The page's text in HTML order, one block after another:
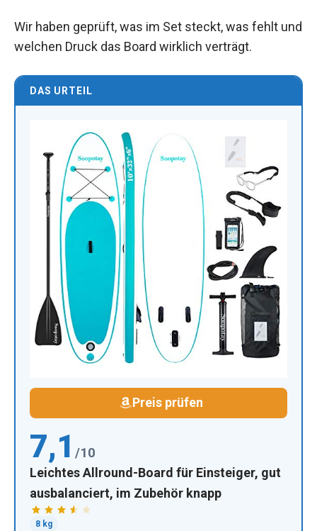
Wir haben geprüft, was im Set steckt, was fehlt und
welchen Druck das Board wirklich verträgt.
DAS URTEIL
Preis prüfen
7,1 /10
Leichtes Allround-Board für Einsteiger, gut
ausbalanciert, im Zubehör knapp
8 kg